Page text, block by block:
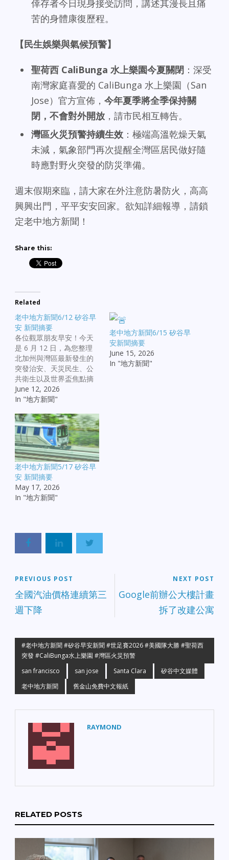
倖存者今日現身接受訪問，講述其漫長且痛
苦的身體康復歷程。
【民生娛樂與氣候預警】
聖荷西 CaliBunga 水上樂園今夏關閉 ：深受
南灣家庭喜愛的 CaliBunga 水上樂園（San
Jose）官方宣佈， 今年夏季將全季保持關
閉，不會對外開放 ，請市民相互轉告。
灣區火災預警持續生效 ：極端高溫乾燥天氣
未減，氣象部門再次提醒全灣區居民做好隨
時應對野火突發的防災準備。
週末假期來臨，請大家在外注意防暑防火，高高
興興出門，平平安安回家。欲知詳細報導，請鎖
定老中地方新聞！
Share this:
Related
老中地方新聞6/12 矽谷早
安 新聞摘要
各位觀眾朋友早安！今天
是 6 月 12 日，為您整理
北加州與灣區最新發生的
突發治安、天災民生、公
共衛生以及世界盃焦點摘
要： 【突發社會與治安事
件】 聖荷西暴力刺傷案：
刺傷案，導致一男一女身
受重傷，警方正在全力追
查動機。 Sunnyvale 槍擊
慘案：森尼維爾發生一起
針對年輕母親的槍擊案，
目前涉案的父親已被警方
逮捕。 奧克蘭惡性撞人案
起訴：奧克蘭日前發生一
起「好心人」下車協助卻
訴。 Tracy 醫療倉庫大
火：崔西（Tracy）一處大
型醫療倉庫發生猛烈火
爆炸物管理局（ATF）已
介入深入調查。 【交通與
重大車禍】 舊金山 I-280
奪命車禍：舊金山 I-280
成 1 人死亡、4 人受傷的
悲劇。 【民生經濟與氣候
警報】 內陸高溫打破紀
錄：今年夏季酷熱提早席
捲灣區，全域面臨極端高
溫，內陸多個城市的最高
濟組織發表警告，近期柴
油價格持續飆升，恐將連
帶推高物流成本與民生通
膨。 舊金山租金狂飆：舊
金山部分家庭正面臨前所
開出接近 90% 的租金調漲
傳漢他病毒：聖拉菲爾
昆汀監獄報告了疑似「漢
他病毒（Hantavirus）」
June 12, 2026
In "地方新聞"
老中地方新聞6/15 矽谷早
安新聞摘要
June 15, 2026
In "地方新聞"
老中地方新聞5/17 矽谷早
安 新聞摘要
May 17, 2026
In "地方新聞"
PREVIOUS POST
全國汽油價格連續第三
週下降
NEXT POST
Google前辦公大樓計畫
拆了改建公寓
#老中地方新聞 #矽谷早安新聞 #世足賽2026 #美國隊大勝 #聖荷西
突發 #CaliBunga水上樂園 #灣區火災預警
san francisco
san jose Santa Clara
矽谷中文媒體
老中地方新聞
舊金山免費中文報紙
RAYMOND
RELATED POSTS